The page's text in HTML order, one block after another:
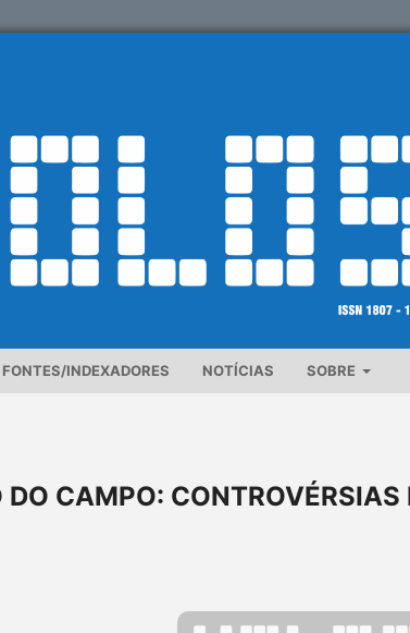
FONTES/INDEXADORES NOTÍCIAS SOBRE
CAMPO: CONTROVÉRSIAS